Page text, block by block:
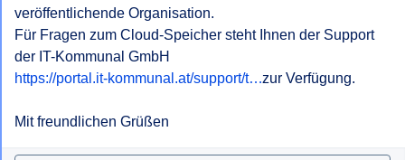
veröffentlichende Organisation.
Für Fragen zum Cloud-Speicher steht Ihnen der Support
der IT-Kommunal GmbH
https://portal.it-kommunal.at/support/t… zur Verfügung.
Mit freundlichen Grüßen